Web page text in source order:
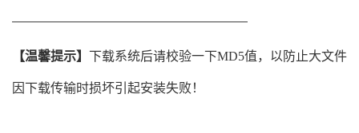
—————————————————————
【温馨提示】 下载系统后请校验一下MD5值，以防止大文件
因下载传输时损坏引起安装失败！